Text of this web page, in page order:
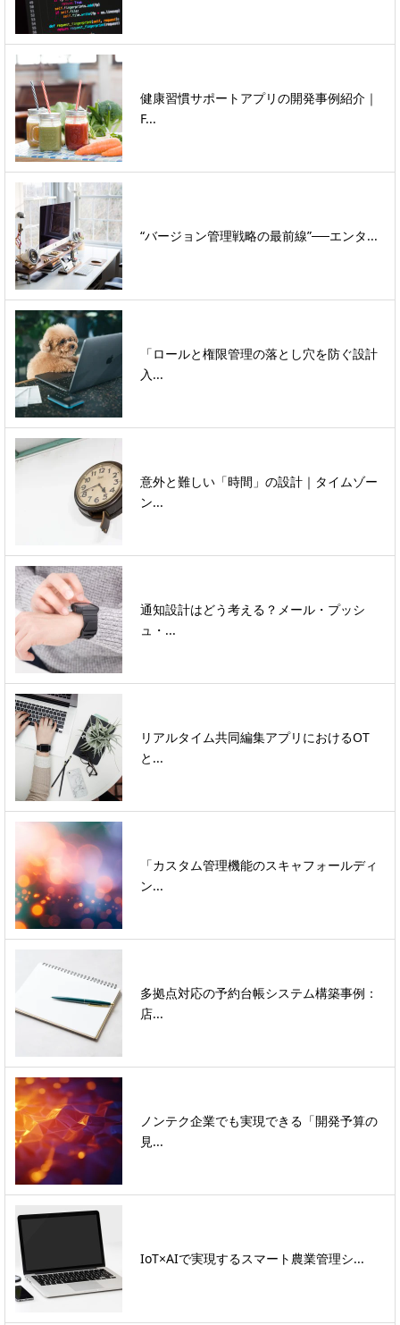
健康習慣サポートアプリの開発事例紹介｜
F...
“バージョン管理戦略の最前線”──エンタ...
「ロールと権限管理の落とし穴を防ぐ設計
入...
意外と難しい「時間」の設計｜タイムゾー
ン...
通知設計はどう考える？メール・プッシ
ュ・...
リアルタイム共同編集アプリにおけるOT
と...
「カスタム管理機能のスキャフォールディ
ン...
多拠点対応の予約台帳システム構築事例：
店...
ノンテク企業でも実現できる「開発予算の
見...
IoT×AIで実現するスマート農業管理シ...